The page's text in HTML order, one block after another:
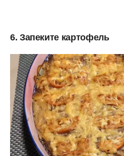
6. Запеките картофель